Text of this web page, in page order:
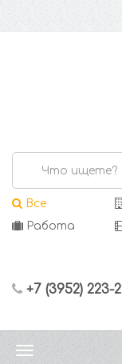
Все
Работа
+7 (3952)